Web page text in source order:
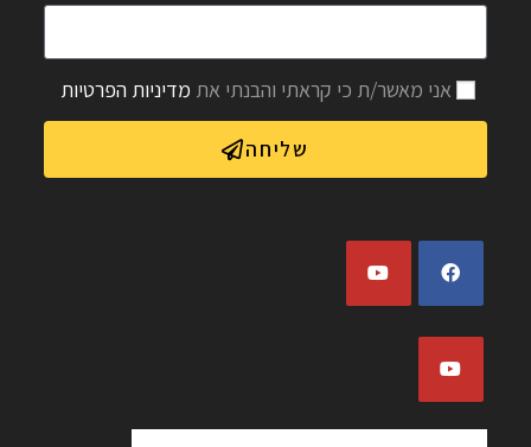
אני מאשר/ת כי קראתי והבנתי את מדיניות הפרטיות
שליחה